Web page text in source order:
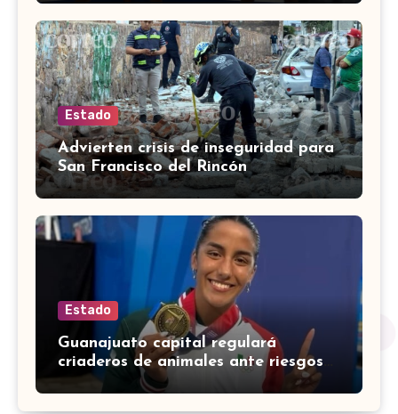
Estado
Advierten crisis de inseguridad para
San Francisco del Rincón
Estado
Guanajuato capital regulará
criaderos de animales ante riesgos
para la salud pública